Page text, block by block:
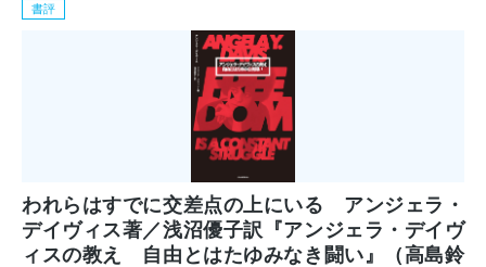
書評
われらはすでに交差点の上にいる アンジェラ・
デイヴィス著／浅沼優子訳『アンジェラ・デイヴ
ィスの教え 自由とはたゆみなき闘い』（高島鈴